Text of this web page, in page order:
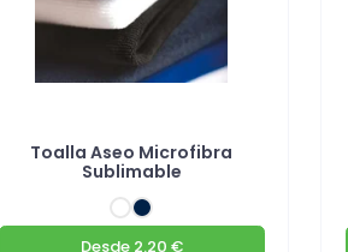
Toalla Aseo Microfibra
Sublimable
Desde2.20 €